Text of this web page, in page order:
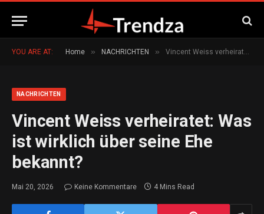
YOU ARE AT: Home » NACHRICHTEN » Vincent Weiss verheiratet: Was ist wirklich über seine Ehe bekannt?
NACHRICHTEN
Vincent Weiss verheiratet: Was
ist wirklich über seine Ehe
bekannt?
Mai 20, 2026 Keine Kommentare 4 Mins Read